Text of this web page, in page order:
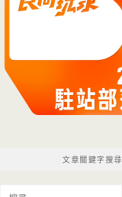
文章關鍵字搜尋